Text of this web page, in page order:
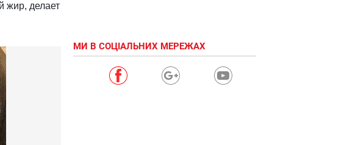
жир, делает
МИ В СОЦІАЛЬНИХ МЕРЕЖАХ